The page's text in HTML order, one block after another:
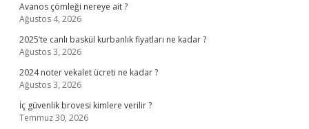
Avanos çömleği nereye ait ?
Ağustos 4, 2026
2025’te canlı baskül kurbanlık fiyatları ne kadar ?
Ağustos 3, 2026
2024 noter vekalet ücreti ne kadar ?
Ağustos 3, 2026
İç güvenlik brovesi kimlere verilir ?
Temmuz 30, 2026